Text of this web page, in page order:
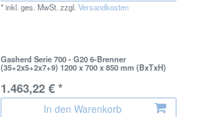
*inkl. ges. MwSt. zzgl.Versandkosten
Gasherd Serie 700 - G20 6-Brenner
(35+2x5+2x7+9) 1200 x 700 x 850 mm (BxTxH)
1.463,22 € *
In den Warenkorb